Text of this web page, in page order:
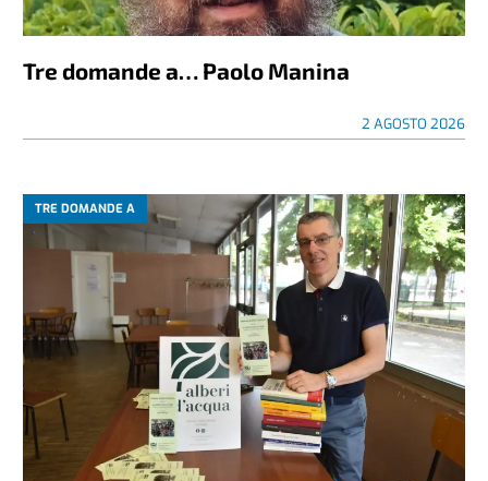
Tre domande a… Paolo Manina
2 AGOSTO 2026
TRE DOMANDE A